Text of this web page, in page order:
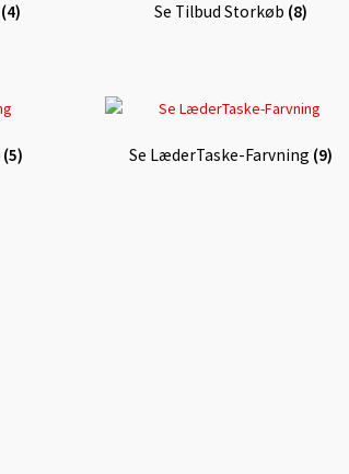
(4) Se Tilbud Storkøb (8)
(5) Se LæderTaske-Farvning (9)